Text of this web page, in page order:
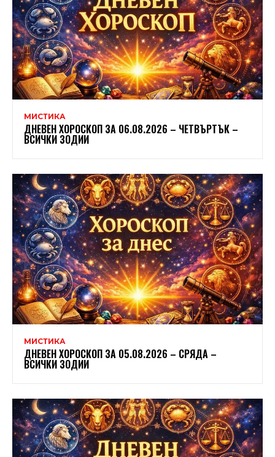
МИСТИКА
ДНЕВЕН ХОРОСКОП ЗА 06.08.2026 – ЧЕТВЪРТЪК –
ВСИЧКИ ЗОДИИ
МИСТИКА
ДНЕВЕН ХОРОСКОП ЗА 05.08.2026 – СРЯДА –
ВСИЧКИ ЗОДИИ